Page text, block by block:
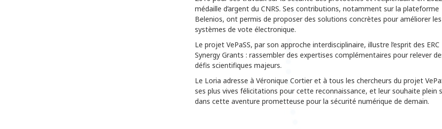
médaille d’argent du CNRS. Ses contributions, notamment sur la plateforme
Belenios, ont permis de proposer des solutions concrètes pour améliorer les
systèmes de vote électronique.
Le projet VePaSS, par son approche interdisciplinaire, illustre l’esprit des ERC
Synergy Grants : rassembler des expertises complémentaires pour relever
défis scientifiques majeurs.
Le Loria adresse à Véronique Cortier et à tous les chercheurs du projet
ses plus vives félicitations pour cette reconnaissance, et leur souhaite plein
dans cette aventure prometteuse pour la sécurité numérique de demain.